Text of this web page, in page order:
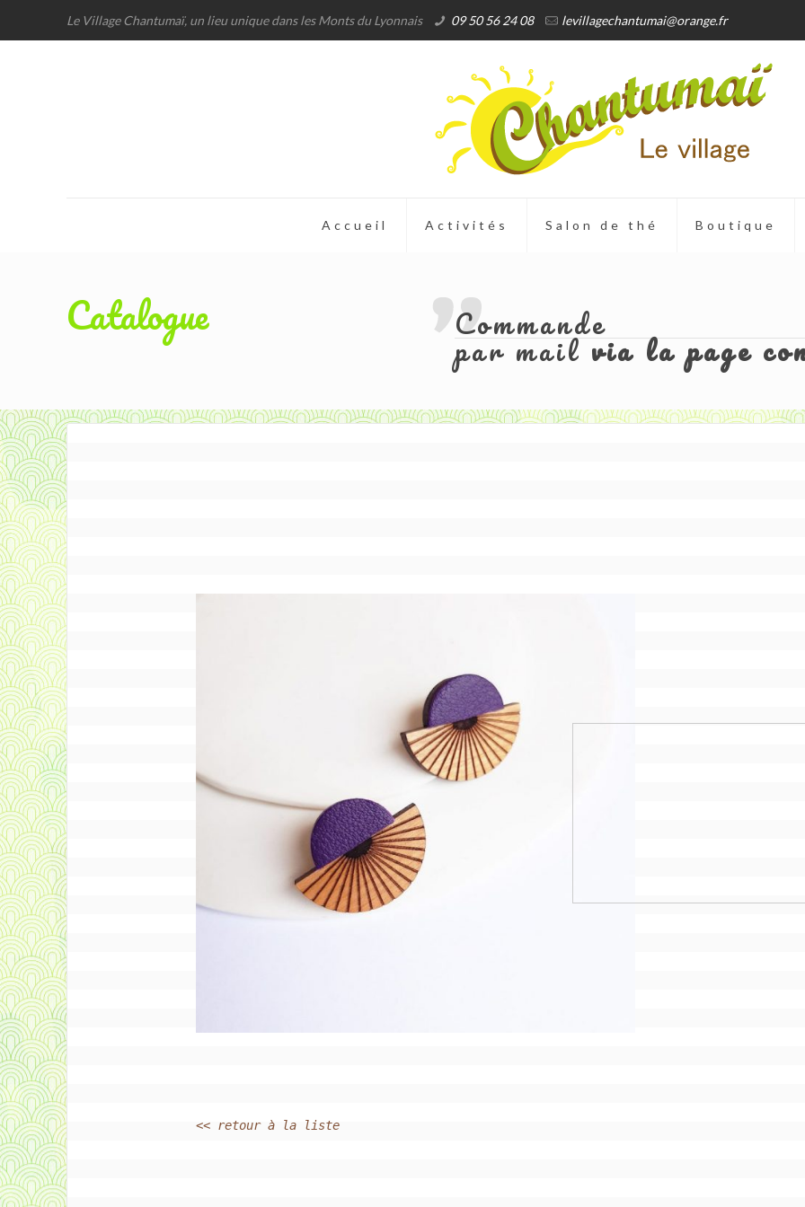
Le Village Chantumaï, un lieu unique dans les Monts du Lyonnais 09 50 56 24 08 levillagechantumai@orange.fr
Accueil Activités Salon de thé Boutique
Catalogue Commande
par mailvia la page
<< retour à la liste